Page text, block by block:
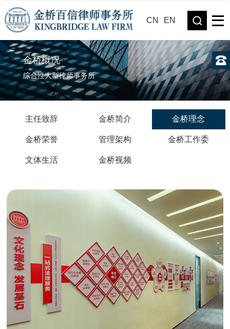
CN EN
金桥概况
综合性大型律师事务所
主任致辞 金桥简介 金桥理念
金桥荣誉 管理架构 金桥工作委
文体生活 金桥视频